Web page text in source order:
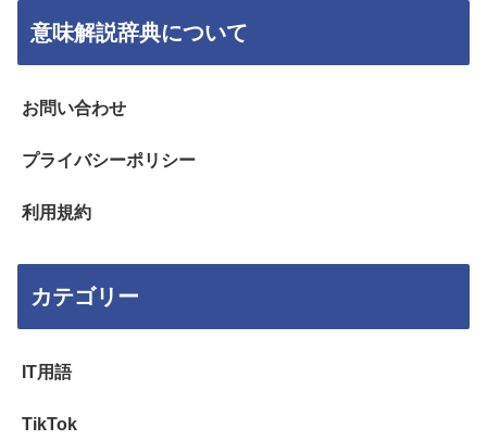
意味解説辞典について
お問い合わせ
プライバシーポリシー
利用規約
カテゴリー
IT用語
TikTok